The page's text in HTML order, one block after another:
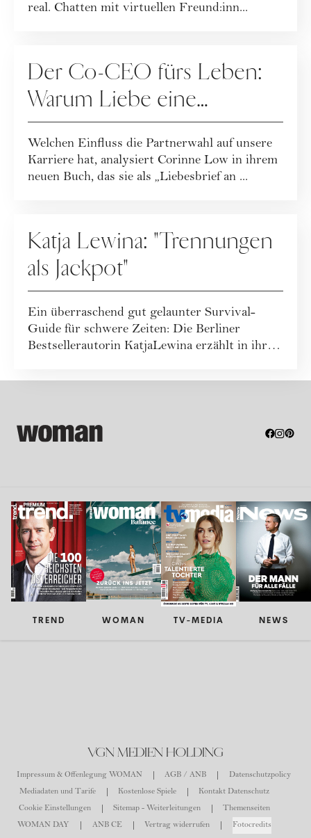
real. Chatten mit virtuellen Freund:inn...
Der Co-CEO fürs Leben:
Warum Liebe eine
Karriereentscheidung ist
Welchen Einfluss die Partnerwahl auf unsere
Karriere hat, analysiert Corinne Low in ihrem
neuen Buch, das sie als „Liebesbrief an ...
Katja Lewina: "Trennungen
als Jackpot"
Ein überraschend gut gelaunter Survival-
Guide für schwere Zeiten: Die Berliner
Bestsellerautorin KatjaLewina erzählt in ihrem
TREND WOMAN TV-MEDIA NEWS
VGN MEDIEN HOLDING
Impressum & Offenlegung WOMAN AGB / ANB
Datenschutzpolicy
Mediadaten und Tarife
Kostenlose Spiele
Kontakt Datenschutz
Cookie Einstellungen
Sitemap - Weiterleitungen
Themenseiten
WOMAN DAY
ANB CE Vertrag widerrufen Fotocredits